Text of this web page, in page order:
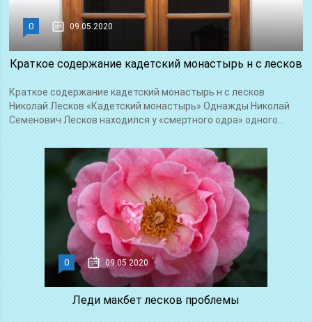
0 09.05.2020
Краткое содержание кадетский монастырь н с лесков
Краткое содержание кадетский монастырь н с лесков
Николай Лесков «Кадетский монастырь» Однажды Николай
Семенович Лесков находился у «смертного одра» одного...
0 09.05.2020
Леди макбет лесков проблемы